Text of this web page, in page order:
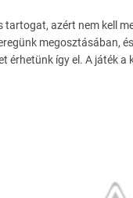
tartogat, azért nem kell
megosztásában,
érhetünk így el. A játék